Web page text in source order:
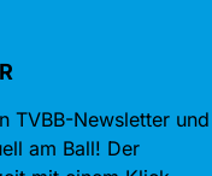
TVBB-Newsletter und
am Ball! Der